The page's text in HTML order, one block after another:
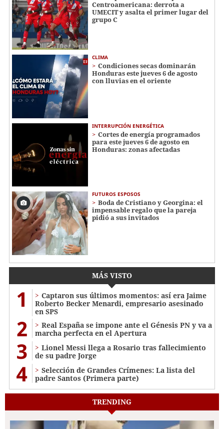
Centroamericana: derrota a
UMECIT y asalta el primer lugar del
grupo C
CLIMA
Condiciones secas dominarán
Honduras este jueves 6 de agosto
con lluvias en el oriente
INTERRUPCIÓN ENERGÉTICA
Cortes de energía programados
para este jueves 6 de agosto en
Honduras: zonas afectadas
FUTUROS ESPOSOS
Boda de Cristiano y Georgina: el
impensable regalo que la pareja
pidió a sus invitados
MÁS VISTO
1
Captaron sus últimos momentos: así era Jaime
Roberto Becker Menardi​​​, empresario asesinado
en SPS
2
Real España se impone ante el Génesis PN y va a
marcha perfecta en el Apertura
3
Lionel Messi llega a Rosario tras fallecimiento
de su padre Jorge
4
Selección de Grandes Crímenes: La lista del
padre Santos (Primera parte)
TRENDING